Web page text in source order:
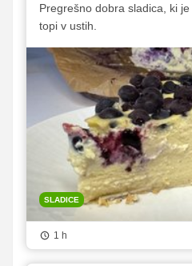
Pregrešno dobra sladica, ki
topi v ustih.
SLADICE
1 h